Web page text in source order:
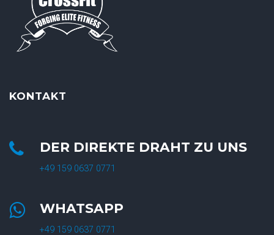
KONTAKT
DER DIREKTE DRAHT ZU UNS
+49 159 0637 0771
WHATSAPP
+49 159 0637 0771